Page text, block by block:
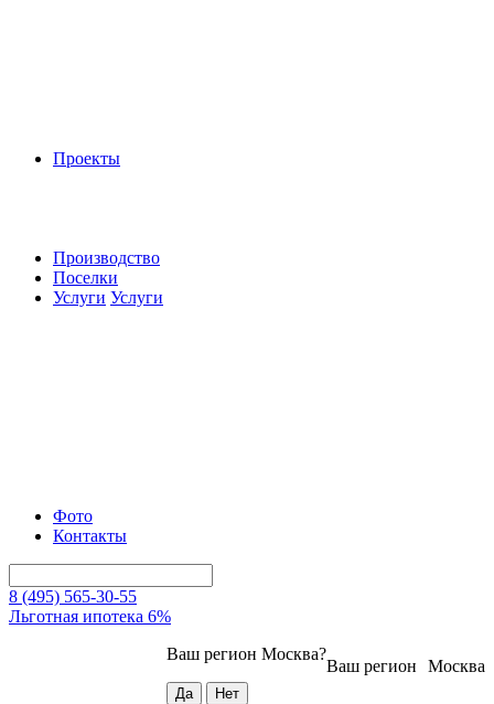
Проекты
Производство
Поселки
Услуги Услуги
Фото
Контакты
8 (495) 565-30-55
Льготная ипотека 6%
Москва
Ваш регион
Ваш регион Москва?